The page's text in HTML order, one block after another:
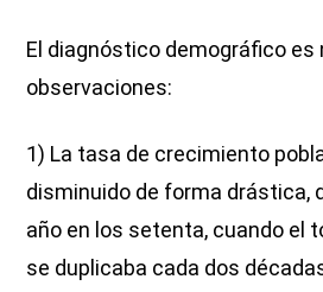
El diagnóstico demográfico es
observaciones:
1) La tasa de crecimiento
disminuido de forma drástica,
año en los setenta, cuando el
se duplicaba cada dos